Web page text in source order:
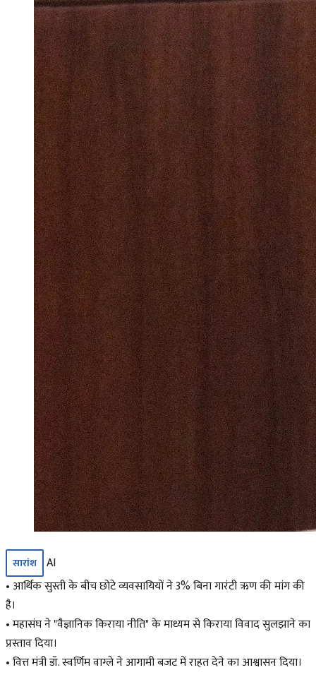
सारांश
AI
• आर्थिक सुस्ती के बीच छोटे व्यवसायियों ने 3% बिना गारंटी ऋण की मांग की
है।
• महासंघ ने "वैज्ञानिक किराया नीति" के माध्यम से किराया विवाद सुलझाने का
प्रस्ताव दिया।
• वित्त मंत्री डॉ. स्वर्णिम वाग्ले ने आगामी बजट में राहत देने का आश्वासन दिया।